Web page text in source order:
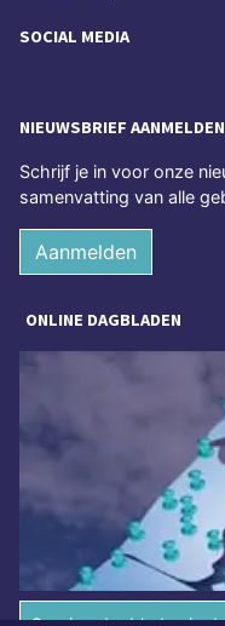
SOCIAL MEDIA
NIEUWSBRIEF AANMELDEN
Schrijf je in voor onze
samenvatting van alle
Aanmelden
ONLINE DAGBLADEN